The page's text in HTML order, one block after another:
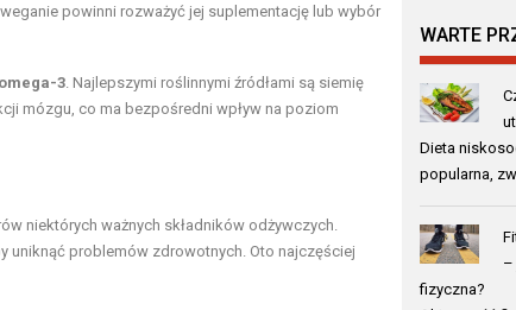
powinni rozważyć jej suplementację lub wybór
3 . Najlepszymi roślinnymi źródłami są siemię
mózgu, co ma bezpośredni wpływ na poziom
niektórych ważnych składników odżywczych.
uniknąć problemów zdrowotnych. Oto najczęściej
WARTE
Dieta
popularna,
–
fizyczna?